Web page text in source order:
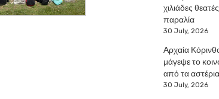
χιλιάδες
παραλία
30 July, 2026
Αρχαία
μάγεψε το
από τα αστέρια
30 July, 2026